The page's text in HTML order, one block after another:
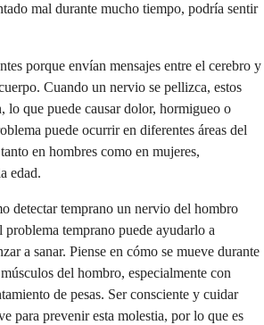
mal durante mucho tiempo, podría sentir
porque envían mensajes entre el cerebro y
Cuando un nervio se pellizca, estos
lo que puede causar dolor, hormigueo o
puede ocurrir en diferentes áreas del
en hombres como en mujeres,
edad.
detectar temprano un nervio del hombro
temprano puede ayudarlo a
a sanar. Piense en cómo se mueve durante
del hombro, especialmente con
de pesas. Ser consciente y cuidar
para prevenir esta molestia, por lo que es